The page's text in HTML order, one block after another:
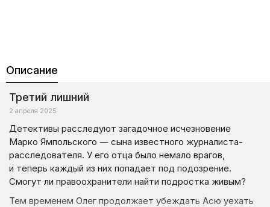
Описание
Третий лишний
2 апреля 2025
Детективы расследуют загадочное исчезновение
Марко Ямпольского — сына известного журналиста-
расследователя. У его отца было немало врагов,
и теперь каждый из них попадает под подозрение.
Смогут ли правоохранители найти подростка живым?
Тем временем Олег продолжает убеждать Асю уехать